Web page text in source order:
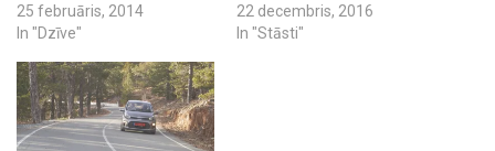
25 februāris, 2014
In "Dzīve"
22 decembris, 2016
In "Stāsti"